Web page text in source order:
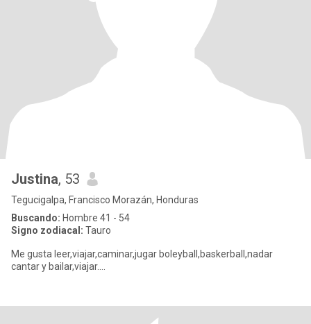
Justina, 53
Tegucigalpa, Francisco Morazán, Honduras
Buscando: Hombre 41 - 54
Signo zodiacal: Tauro
Me gusta leer,viajar,caminar,jugar boleyball,baskerball,nadar
cantar y bailar,viajar....